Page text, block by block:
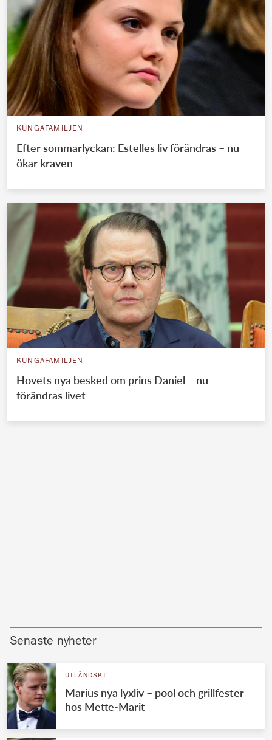
KUNGAFAMILJEN
Efter sommarlyckan: Estelles liv förändras – nu
ökar kraven
KUNGAFAMILJEN
Hovets nya besked om prins Daniel – nu
förändras livet
Senaste nyheter
UTLÄNDSKT
Marius nya lyxliv – pool och grillfester
hos Mette-Marit